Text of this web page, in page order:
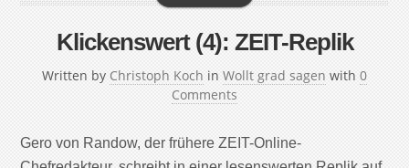
Klickenswert (4): ZEIT-Replik
Written by Christoph Koch in Wollt grad sagen with 0
Comments
Gero von Randow, der frühere ZEIT-Online-